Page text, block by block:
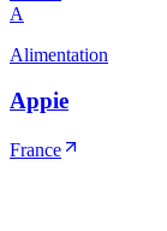
A
Alimentation
Appie
France